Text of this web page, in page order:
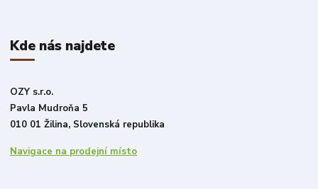
Kde nás najdete
OZY s.r.o.
Pavla Mudroňa 5
010 01 Žilina, Slovenská republika
Navigace na prodejní místo